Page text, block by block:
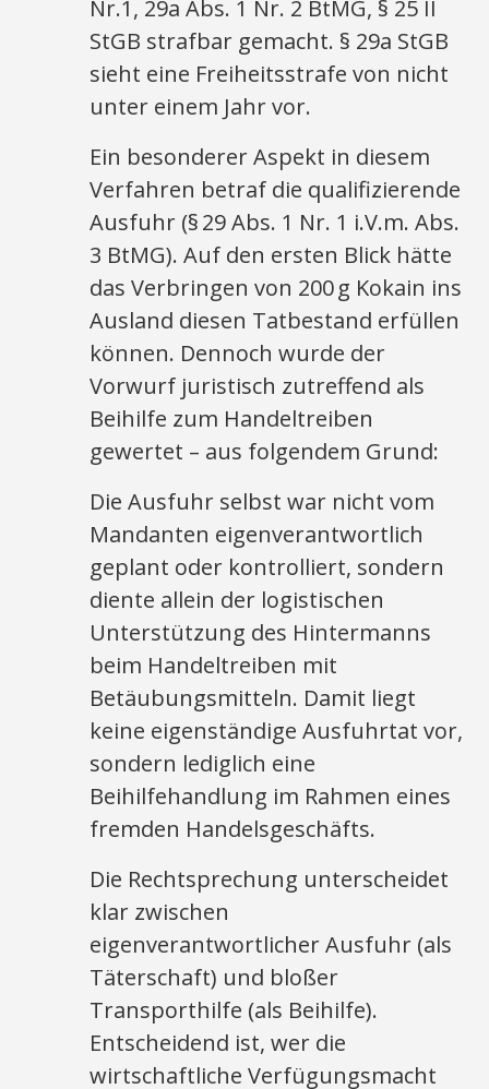
Nr.1, 29a Abs. 1 Nr. 2 BtMG, § 25 II
StGB strafbar gemacht. § 29a StGB
sieht eine Freiheitsstrafe von nicht
unter einem Jahr vor.
Ein besonderer Aspekt in diesem
Verfahren betraf die qualifizierende
Ausfuhr (§ 29 Abs. 1 Nr. 1 i.V.m. Abs.
3 BtMG). Auf den ersten Blick hätte
das Verbringen von 200 g Kokain ins
Ausland diesen Tatbestand erfüllen
können. Dennoch wurde der
Vorwurf juristisch zutreffend als
Beihilfe zum Handeltreiben
gewertet – aus folgendem Grund:
Die Ausfuhr selbst war nicht vom
Mandanten eigenverantwortlich
geplant oder kontrolliert, sondern
diente allein der logistischen
Unterstützung des Hintermanns
beim Handeltreiben mit
Betäubungsmitteln. Damit liegt
keine eigenständige Ausfuhrtat vor,
sondern lediglich eine
Beihilfehandlung im Rahmen eines
fremden Handelsgeschäfts.
Die Rechtsprechung unterscheidet
klar zwischen
eigenverantwortlicher Ausfuhr (als
Täterschaft) und bloßer
Transporthilfe (als Beihilfe).
Entscheidend ist, wer die
wirtschaftliche Verfügungsmacht